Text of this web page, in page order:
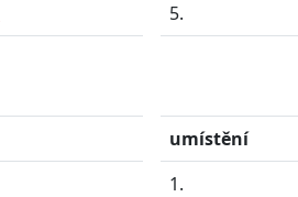
5.
umístění
1.